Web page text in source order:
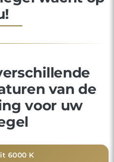
van de
voor uw
6000 K